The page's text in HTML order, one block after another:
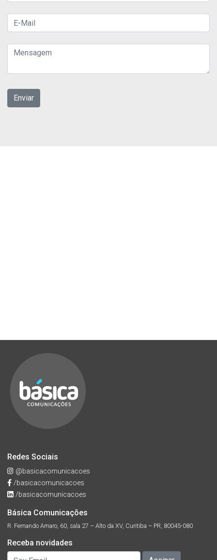
Redes Sociais
@basicacomunicacoes
/basicacomunicacoes
/basicacomunicacoes
Básica Comunicações
R. Fernando Amaro, 60, sala 27 – Alto da XV, Curitiba – PR, 80045-080
Receba novidades